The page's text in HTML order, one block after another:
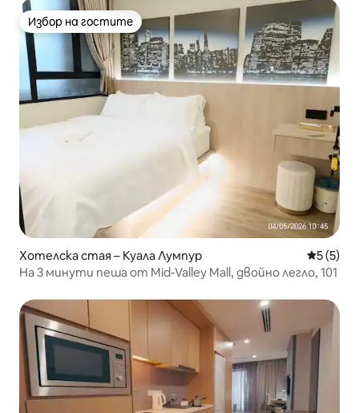
Избор на гостите
Избор на гостите
Хотелска стая – Куала Лумпур Средна
5 (5)
На 3 минути пеша от Mid-Valley Mall, двойно легло, 101